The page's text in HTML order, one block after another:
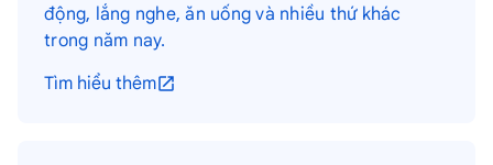
động, lắng nghe, ăn uống và nhiều thứ khác
trong năm nay.
Tìm hiểu thêm